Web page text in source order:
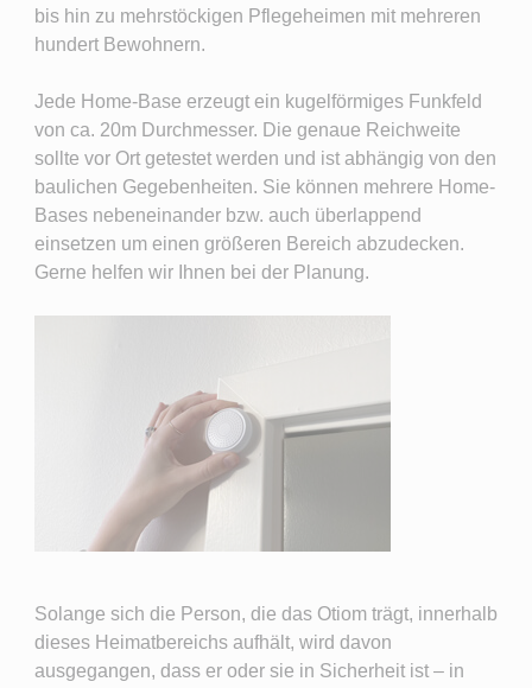
bis hin zu mehrstöckigen Pflegeheimen mit mehreren
hundert Bewohnern.
Jede Home-Base erzeugt ein kugelförmiges Funkfeld
von ca. 20m Durchmesser. Die genaue Reichweite
sollte vor Ort getestet werden und ist abhängig von den
baulichen Gegebenheiten. Sie können mehrere Home-
Bases nebeneinander bzw. auch überlappend
einsetzen um einen größeren Bereich abzudecken.
Gerne helfen wir Ihnen bei der Planung.
Solange sich die Person, die das Otiom trägt, innerhalb
dieses Heimatbereichs aufhält, wird davon
ausgegangen, dass er oder sie in Sicherheit ist – in